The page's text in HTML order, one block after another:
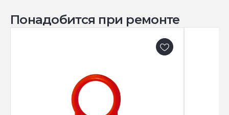
Понадобится при ремонте